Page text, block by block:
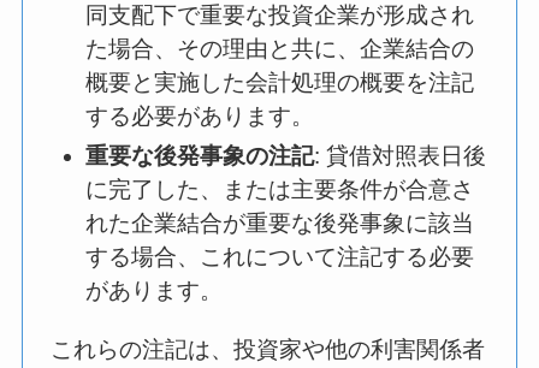
同支配下で重要な投資企業が形成され
た場合、その理由と共に、企業結合の
概要と実施した会計処理の概要を注記
する必要があります。
重要な後発事象の注記: 貸借対照表日後
に完了した、または主要条件が合意さ
れた企業結合が重要な後発事象に該当
する場合、これについて注記する必要
があります。
これらの注記は、投資家や他の利害関係者